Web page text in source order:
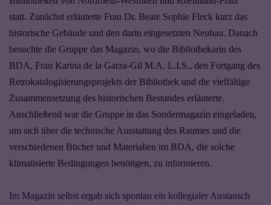
statt. Zunächst erläuterte Frau Dr. Beate Sophie Fleck kurz das
historische Gebäude und den darin eingesetzten Neubau. Danach
besuchte die Gruppe das Magazin, wo die Bibliothekarin des
BDA, Frau Karina de la Garza-Gil M.A. L.I.S., den Fortgang des
Retrokatalogisierungsprojekts der Bibliothek und die vielfältige
Zusammensetzung des historischen Bestandes erläuterte.
Anschließend war die Gruppe in das Sondermagazin eingeladen,
um sich über die technische Ausstattung des Raumes und die
verschiedenen Bücher und Materialien im BDA, die solche
klimatisierte Bedingungen benötigen, zu informieren.
Im Magazin selbst ergab sich spontan ein kollegialer Austausch